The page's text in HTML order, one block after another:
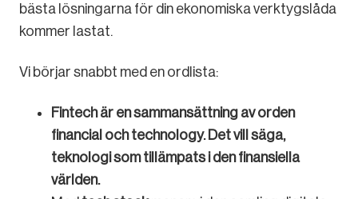
bästa lösningarna för din ekonomiska verktygslåda
kommer lastat.
Vi börjar snabbt med en ordlista:
Fintech är en sammansättning av orden
financial och technology. Det vill säga,
teknologi som tillämpats i den finansiella
världen.